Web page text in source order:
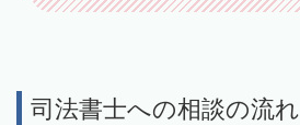
司法書士への相談の流れ